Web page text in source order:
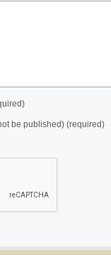
be published) (required)